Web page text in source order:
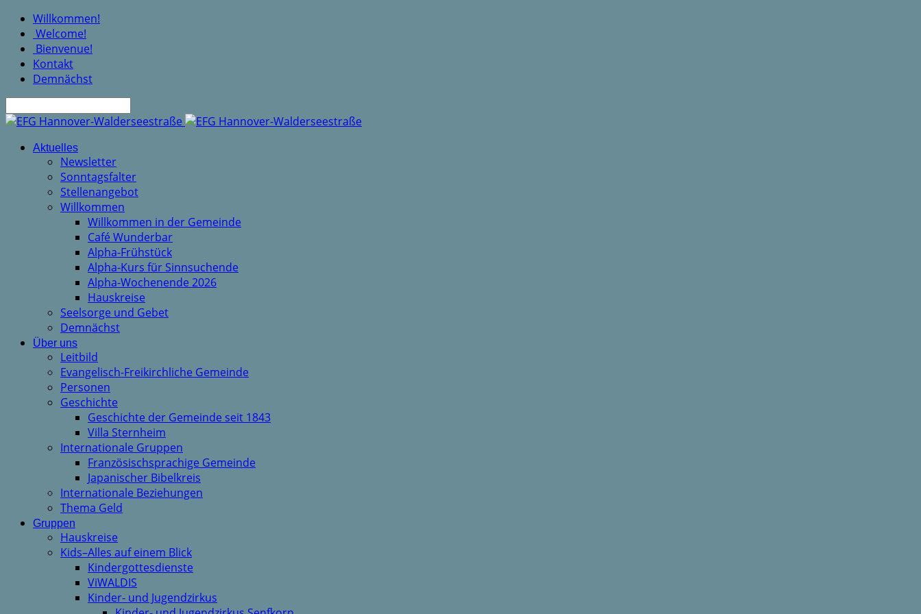
Willkommen!
Welcome!
Bienvenue!
Kontakt
Demnächst
Aktuelles
Newsletter
Sonntagsfalter
Stellenangebot
Willkommen
Willkommen in der Gemeinde
Café Wunderbar
Alpha-Frühstück
Alpha-Kurs für Sinnsuchende
Alpha-Wochenende 2026
Hauskreise
Seelsorge und Gebet
Demnächst
Über uns
Leitbild
Evangelisch-Freikirchliche Gemeinde
Personen
Geschichte
Geschichte der Gemeinde seit 1843
Villa Sternheim
Internationale Gruppen
Französischsprachige Gemeinde
Japanischer Bibelkreis
Internationale Beziehungen
Thema Geld
Gruppen
Hauskreise
Kids–Alles auf einem Blick
Kindergottesdienste
ViWALDIS
Kinder- und Jugendzirkus